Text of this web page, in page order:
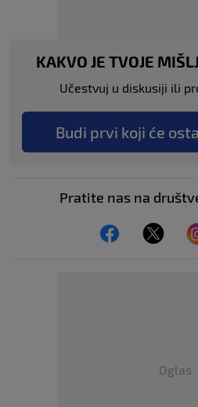
KAKVO JE TVOJE
Učestvuj u diskusiji ili
Budi prvi koji će
Pratite nas na
Oglas